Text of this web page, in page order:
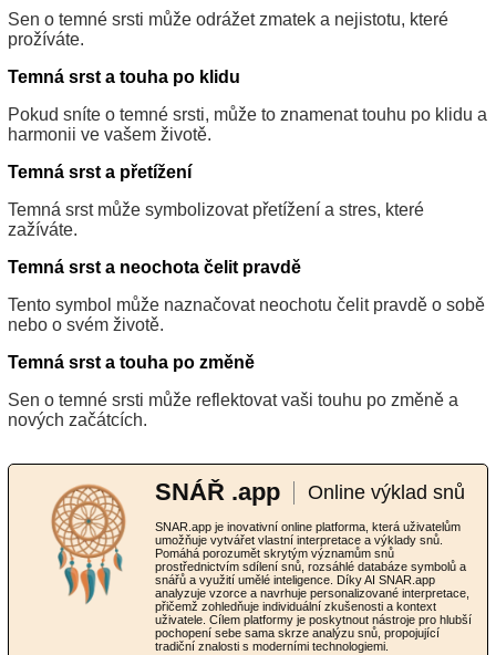
Sen o temné srsti může odrážet zmatek a nejistotu, které
prožíváte.
Temná srst a touha po klidu
Pokud sníte o temné srsti, může to znamenat touhu po klidu a
harmonii ve vašem životě.
Temná srst a přetížení
Temná srst může symbolizovat přetížení a stres, které
zažíváte.
Temná srst a neochota čelit pravdě
Tento symbol může naznačovat neochotu čelit pravdě o sobě
nebo o svém životě.
Temná srst a touha po změně
Sen o temné srsti může reflektovat vaši touhu po změně a
nových začátcích.
SNÁŘ .app Online výklad snů
SNAR.app je inovativní online platforma, která uživatelům
umožňuje vytvářet vlastní interpretace a výklady snů.
Pomáhá porozumět skrytým významům snů
prostřednictvím sdílení snů, rozsáhlé databáze symbolů a
snářů a využití umělé inteligence. Díky AI SNAR.app
analyzuje vzorce a navrhuje personalizované interpretace,
přičemž zohledňuje individuální zkušenosti a kontext
uživatele. Cílem platformy je poskytnout nástroje pro hlubší
pochopení sebe sama skrze analýzu snů, propojující
tradiční znalosti s moderními technologiemi.